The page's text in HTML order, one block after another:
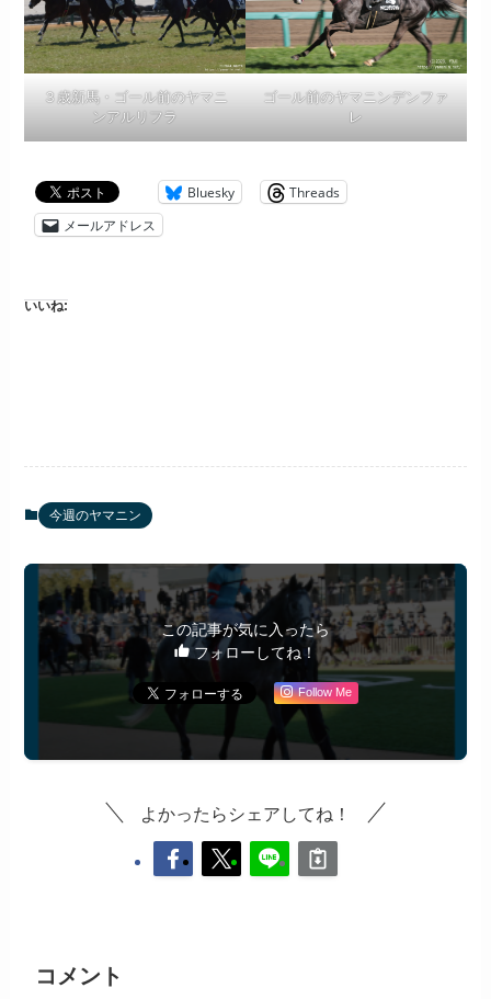
３歳新馬・ゴール前のヤマニ
ンアルリフラ
ゴール前のヤマニンデンファ
レ
Bluesky
Threads
メールアドレス
いいね:
今週のヤマニン
この記事が気に入ったら
フォローしてね！
Follow Me
よかったらシェアしてね！
コメント